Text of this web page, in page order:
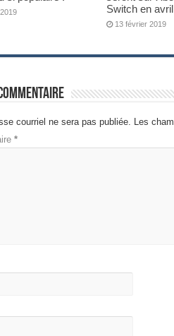
Switch en avril
13 février 2019
courriel ne sera pas publiée. Les
*